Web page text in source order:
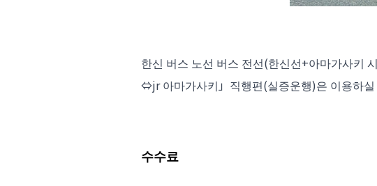
한신 버스 노선 버스 전선(한신선+아마가사키
⇔jr 아마가사키」직행편(실증운행)은 이용하
수수료